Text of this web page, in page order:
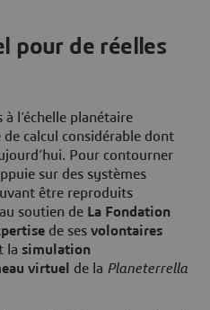
pour de réelles
l’échelle planétaire
calcul considérable dont
Pour contourner
sur des systèmes
être reproduits
soutien de La Fondation
de ses volontaires
la simulation
virtuel de la Planeterrella